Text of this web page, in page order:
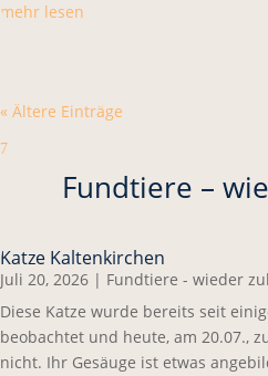
mehr lesen
« Ältere Einträge
7
Fundtiere –
Katze Kaltenkirchen
Juli 20, 2026 | Fundtiere - wieder
Diese Katze wurde bereits seit
beobachtet und heute, am 20.07.,
nicht. Ihr Gesäuge ist etwas